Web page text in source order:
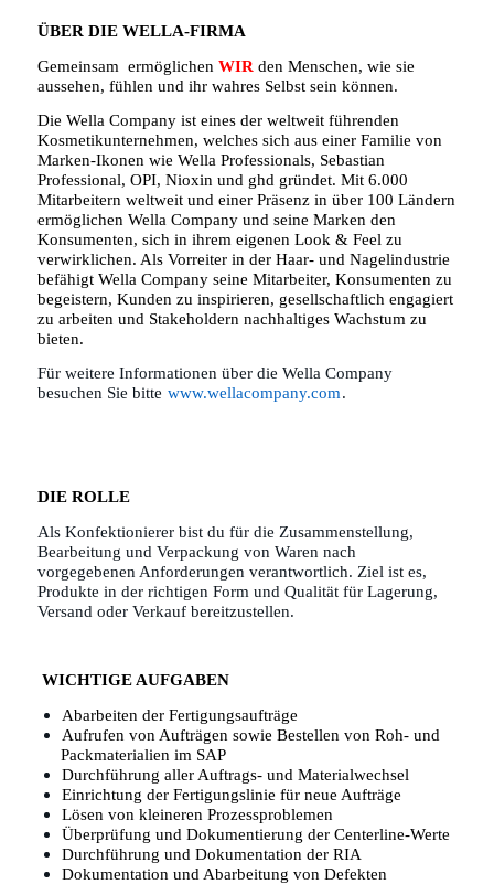
ÜBER DIE WELLA-FIRMA
Gemeinsam ermöglichen WIR den Menschen, wie sie
aussehen, fühlen und ihr wahres Selbst sein können.
Die Wella Company ist eines der weltweit führenden
Kosmetikunternehmen, welches sich aus einer Familie von
Marken-Ikonen wie Wella Professionals, Sebastian
Professional, OPI, Nioxin und ghd gründet. Mit 6.000
Mitarbeitern weltweit und einer Präsenz in über 100 Ländern
ermöglichen Wella Company und seine Marken den
Konsumenten, sich in ihrem eigenen Look & Feel zu
verwirklichen. Als Vorreiter in der Haar- und Nagelindustrie
befähigt Wella Company seine Mitarbeiter, Konsumenten zu
begeistern, Kunden zu inspirieren, gesellschaftlich engagiert
zu arbeiten und Stakeholdern nachhaltiges Wachstum zu
bieten.
Für weitere Informationen über die Wella Company
besuchen Sie bitte www.wellacompany.com.
DIE ROLLE
Als Konfektionierer bist du für die Zusammenstellung,
Bearbeitung und Verpackung von Waren nach
vorgegebenen Anforderungen verantwortlich. Ziel ist es,
Produkte in der richtigen Form und Qualität für Lagerung,
Versand oder Verkauf bereitzustellen.
WICHTIGE AUFGABEN
Abarbeiten der Fertigungsaufträge
Aufrufen von Aufträgen sowie Bestellen von Roh- und
Packmaterialien im SAP
Durchführung aller Auftrags- und Materialwechsel
Einrichtung der Fertigungslinie für neue Aufträge
Lösen von kleineren Prozessproblemen
Überprüfung und Dokumentierung der Centerline-Werte
Durchführung und Dokumentation der RIA
Dokumentation und Abarbeitung von Defekten